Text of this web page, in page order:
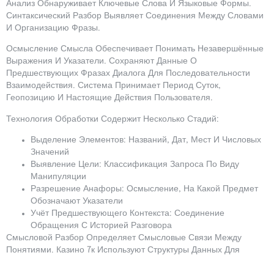
Анализ Обнаруживает Ключевые Слова И Языковые Формы.
Синтаксический Разбор Выявляет Соединения Между Словами
И Организацию Фразы.
Осмысление Смысла Обеспечивает Понимать Незавершённые
Выражения И Указатели. Сохраняют Данные О
Предшествующих Фразах Диалога Для Последовательности
Взаимодействия. Система Принимает Период Суток,
Геопозицию И Настоящие Действия Пользователя.
Технология Обработки Содержит Несколько Стадий:
Выделение Элементов: Названий, Дат, Мест И Числовых
Значений
Выявление Цели: Классификация Запроса По Виду
Манипуляции
Разрешение Анафоры: Осмысление, На Какой Предмет
Обозначают Указатели
Учёт Предшествующего Контекста: Соединение
Обращения С Историей Разговора
Смысловой Разбор Определяет Смысловые Связи Между
Понятиями. Казино 7к Используют Структуры Данных Для